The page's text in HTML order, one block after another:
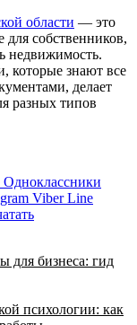
области — это
для собственников,
недвижимость.
которые знают все
делает
разных типов
Одноклассники
Viber Line
для бизнеса: гид
психологии: как